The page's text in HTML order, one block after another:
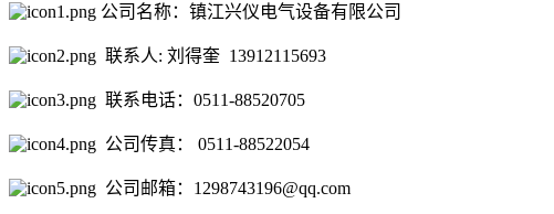
公司名称：镇江兴仪电气设备有限公司
联系人: 刘得奎 13912115693
联系电话：0511-88520705
公司传真： 0511-88522054
公司邮箱：1298743196@qq.com